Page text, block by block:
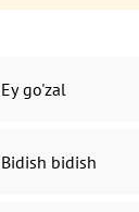
go'zal
bidish